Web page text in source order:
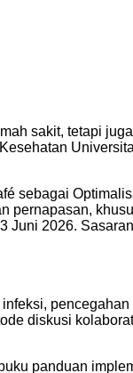
sakit, tetapi
sebagai
pernapasan,
2026.
diskusi
panduan